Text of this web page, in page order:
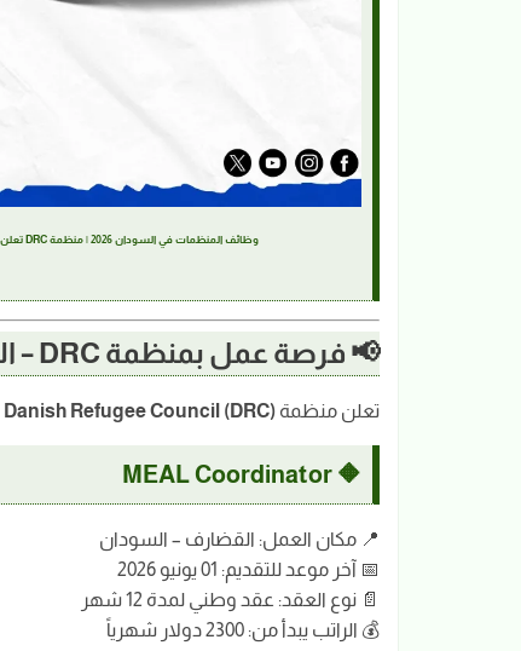
وظائف المنظمات في السودان 2026 | منظمة DRC تعلن عن وظيفة MEAL Coordinator بالقضارف meal-coordinator-drc-gadaref-sudan
📢 فرصة عمل بمنظمة DRC – المجلس الدنماركي للاجئين
تعلن منظمة Danish Refugee Council (DRC)
🔶 MEAL Coordinator
📍 مكان العمل: القضارف – السودان
📅 آخر موعد للتقديم: 01 يونيو 2026
📄 نوع العقد: عقد وطني لمدة 12 شهر
💰 الراتب يبدأ من: 2300 دولار شهرياً